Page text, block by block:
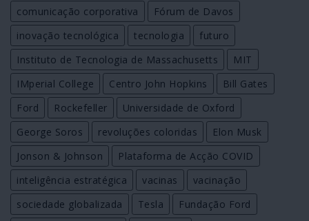
comunicação corporativa
Fórum de Davos
inovação tecnológica
tecnologia
futuro
Instituto de Tecnologia de Massachusetts
MIT
IMperial College
Centro John Hopkins
Bill Gates
Ford
Rockefeller
Universidade de Oxford
George Soros
revoluções coloridas
Elon Musk
Jonson & Johnson
Plataforma de Acção COVID
inteligência estratégica
vacinas
vacinação
sociedade globalizada
Tesla
Fundação Ford